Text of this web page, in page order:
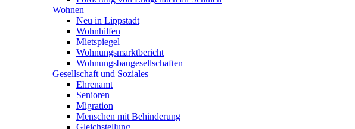
Wohnen
Neu in Lippstadt
Wohnhilfen
Mietspiegel
Wohnungsmarktbericht
Wohnungsbaugesellschaften
Gesellschaft und Soziales
Ehrenamt
Senioren
Migration
Menschen mit Behinderung
Gleichstellung